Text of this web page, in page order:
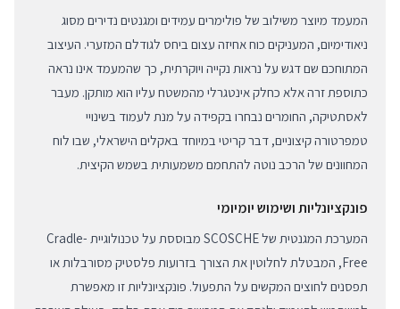
המעמד מיוצר משילוב של פולימרים עמידים ומגנטים נדירים מסוג
ניאודימיום, המעניקים כוח אחיזה עצום ביחס לגודלם המזערי. העיצוב
המתוחכם שם דגש על נראות נקייה ויוקרתית, כך שהמעמד אינו נראה
כתוספת זרה אלא כחלק אינטגרלי מהמשטח עליו הוא מותקן. מעבר
לאסתטיקה, החומרים נבחרו בקפידה על מנת לעמוד בשינויי
טמפרטורה קיצוניים, דבר קריטי במיוחד באקלים הישראלי, שבו לוח
המחוונים של הרכב נוטה להתחמם משמעותית בשמש הקיצית.
פונקציונליות ושימוש יומיומי
המערכת המגנטית של SCOSCHE מבוססת על טכנולוגיית Cradle-
Free, המבטלת לחלוטין את הצורך בזרועות פלסטיק מסורבלות או
תפסנים לחוצים המקשים על התפעול. פונקציונליות זו מאפשרת